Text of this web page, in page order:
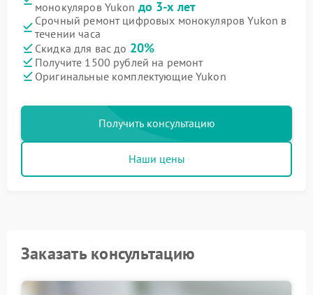
монокуляров Yukon до 3-х лет
Срочный ремонт цифровых монокуляров Yukon в
течении часа
Скидка для вас до 20%
Получите 1500 рублей на ремонт
Оригинальные комплектующие Yukon
Получить консультацию
Наши цены
Заказать консультацию